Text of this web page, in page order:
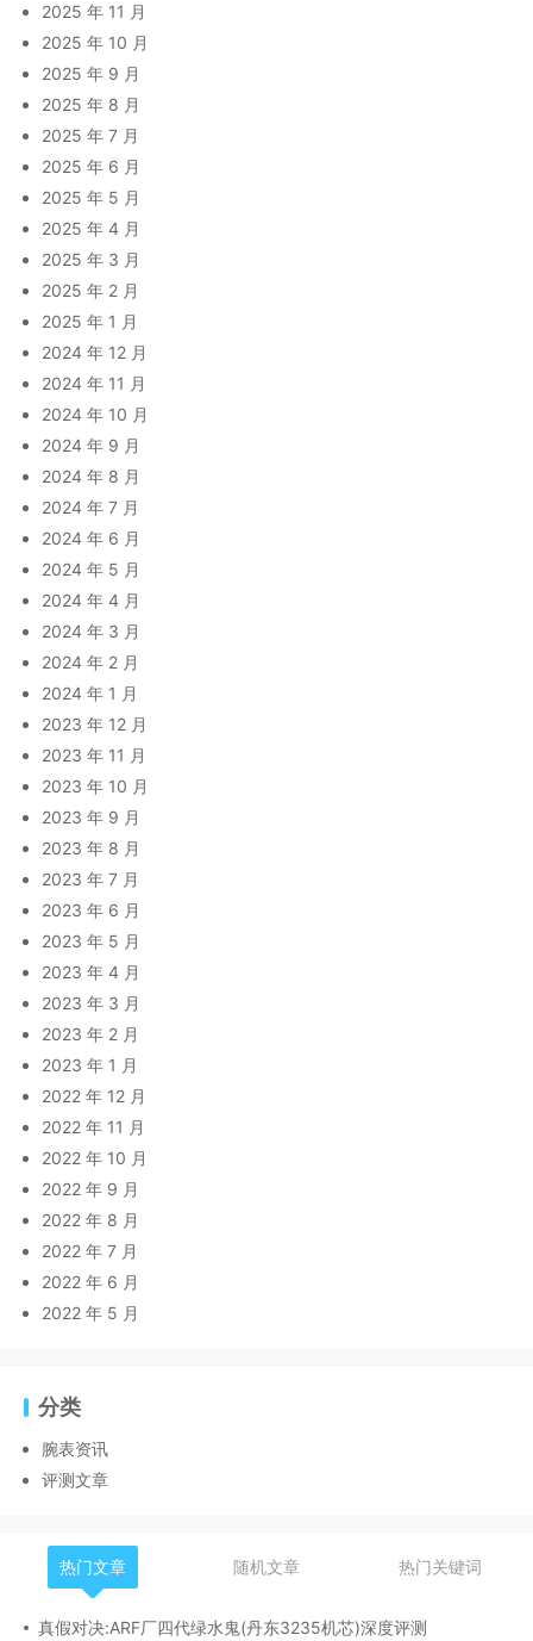
2025 年 11 月
2025 年 10 月
2025 年 9 月
2025 年 8 月
2025 年 7 月
2025 年 6 月
2025 年 5 月
2025 年 4 月
2025 年 3 月
2025 年 2 月
2025 年 1 月
2024 年 12 月
2024 年 11 月
2024 年 10 月
2024 年 9 月
2024 年 8 月
2024 年 7 月
2024 年 6 月
2024 年 5 月
2024 年 4 月
2024 年 3 月
2024 年 2 月
2024 年 1 月
2023 年 12 月
2023 年 11 月
2023 年 10 月
2023 年 9 月
2023 年 8 月
2023 年 7 月
2023 年 6 月
2023 年 5 月
2023 年 4 月
2023 年 3 月
2023 年 2 月
2023 年 1 月
2022 年 12 月
2022 年 11 月
2022 年 10 月
2022 年 9 月
2022 年 8 月
2022 年 7 月
2022 年 6 月
2022 年 5 月
分类
腕表资讯
评测文章
热门文章 随机文章 热门关键词
真假对决:ARF厂四代绿水鬼(丹东3235机芯)深度评测